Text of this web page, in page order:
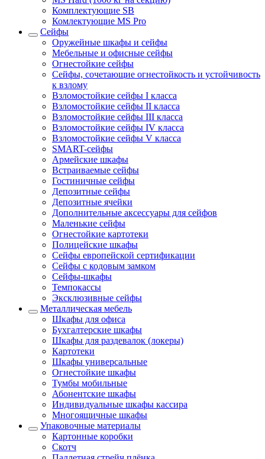
Комплектующие SB
Комлектующие MS Pro
Сейфы
Оружейные шкафы и сейфы
Мебельные и офисные сейфы
Огнестойкие сейфы
Сейфы, сочетающие огнестойкость и устойчивость
к взлому
Взломостойкие сейфы I класса
Взломостойкие сейфы II класса
Взломостойкие сейфы III класса
Взломостойкие сейфы IV класса
Взломостойкие сейфы V класса
SMART-сейфы
Армейские шкафы
Встраиваемые сейфы
Гостиничные сейфы
Депозитные сейфы
Депозитные ячейки
Дополнительные аксессуары для сейфов
Маленькие сейфы
Огнестойкие картотеки
Полицейские шкафы
Сейфы европейской сертификации
Сейфы с кодовым замком
Сейфы-шкафы
Темпокассы
Эксклюзивные сейфы
Металлическая мебель
Шкафы для офиса
Бухгалтерские шкафы
Шкафы для раздевалок (локеры)
Картотеки
Шкафы универсальные
Огнестойкие шкафы
Тумбы мобильные
Абонентские шкафы
Индивидуальные шкафы кассира
Многоящичные шкафы
Упаковочные материалы
Картонные коробки
Скотч